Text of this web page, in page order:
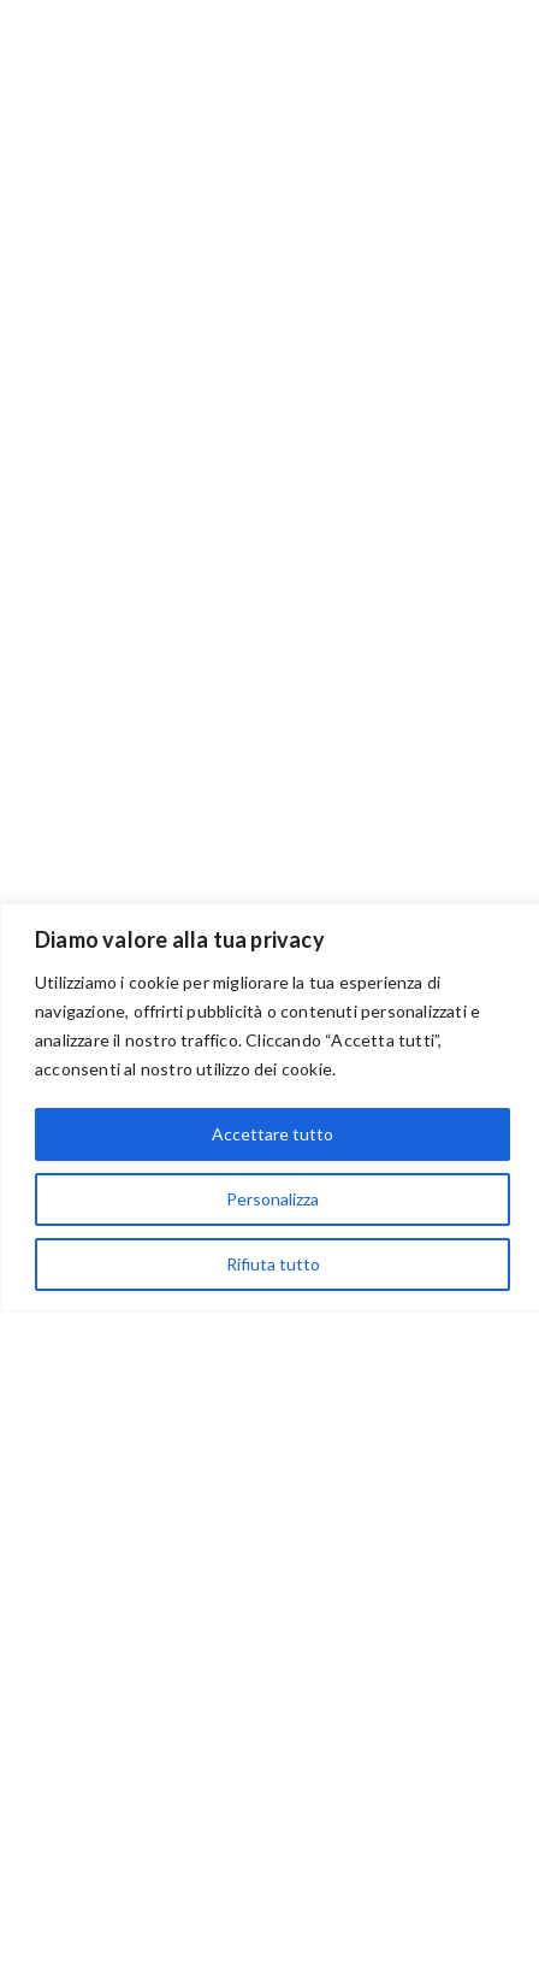
Diamo valore alla tua privacy
Utilizziamo i cookie per migliorare la tua esperienza di
navigazione, offrirti pubblicità o contenuti personalizzati e
analizzare il nostro traffico. Cliccando “Accetta tutti”,
acconsenti al nostro utilizzo dei cookie.
Personalizza
Rifiuta tutto
Accettare tutto
BENVENUTI NEL PORTALE RIVENDITORI
via Acqua delle Noci 12
83024 Monteforte Irpino (AV)
(+39) 081-7777233